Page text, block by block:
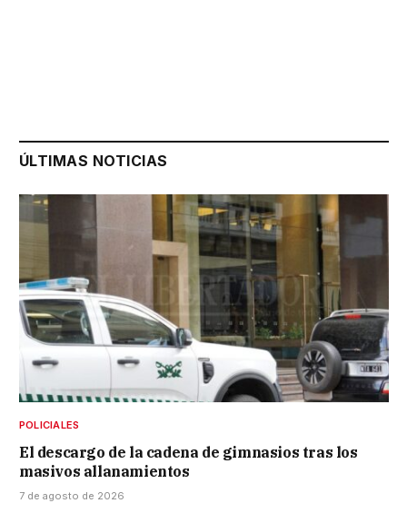
ÚLTIMAS NOTICIAS
POLICIALES
El descargo de la cadena de gimnasios tras los
masivos allanamientos
7 de agosto de 2026